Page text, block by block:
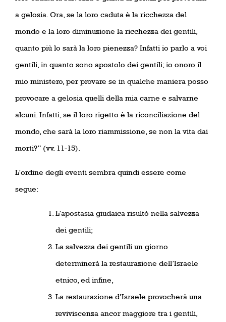
a gelosia. Ora, se la loro caduta è la ricchezza del
mondo e la loro diminuzione la ricchezza dei gentili,
quanto più lo sarà la loro pienezza? Infatti io parlo a voi
gentili, in quanto sono apostolo dei gentili; io onoro il
mio ministero, per provare se in qualche maniera posso
provocare a gelosia quelli della mia carne e salvarne
alcuni. Infatti, se il loro rigetto è la riconciliazione del
mondo, che sarà la loro riammissione, se non la vita dai
morti?” (vv. 11-15).
L’ordine degli eventi sembra quindi essere come
segue:
L’apostasia giudaica risultò nella salvezza
dei gentili;
La salvezza dei gentili un giorno
determinerà la restaurazione dell’Israele
etnico, ed infine,
La restaurazione d’Israele provocherà una
reviviscenza ancor maggiore tra i gentili,